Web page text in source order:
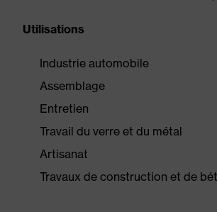
Utilisations
Industrie automobile
Assemblage
Entretien
Travail du verre et du métal
Artisanat
Travaux de construction et de